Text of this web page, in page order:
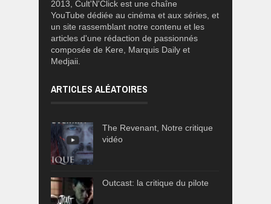
2013, Cult'N'Click est une chaîne
YouTube dédiée au cinéma et aux séries, et
un site rassemblant notre contenu et les
articles d'une rédaction de passionnés
composée de Kere, Marquis Daily et
Medjaii.
ARTICLES ALÉATOIRES
The Revenant, Notre critique
vidéo
Outcast: la critique du pilote